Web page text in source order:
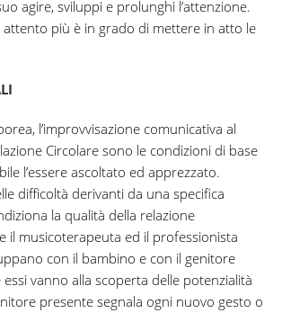
agire, sviluppi e prolunghi l’attenzione.
più è in grado di mettere in atto le
l’improvvisazione comunicativa al
Circolare sono le condizioni di base
l’essere ascoltato ed apprezzato.
difficoltà derivanti da una specifica
la qualità della relazione
il musicoterapeuta ed il professionista
con il bambino e con il genitore
vanno alla scoperta delle potenzialità
presente segnala ogni nuovo gesto o